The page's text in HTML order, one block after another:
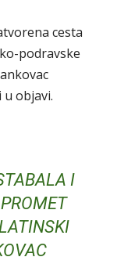
cesta
podravske
objavi.
I